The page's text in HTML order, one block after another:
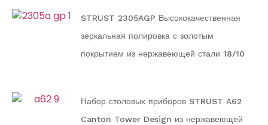
STRUST 2305AGP Высококачественная
зеркальная полировка с золотым
покрытием из нержавеющей стали 18/10
Набор столовых приборов STRUST A62
Canton Tower Design из нержавеющей